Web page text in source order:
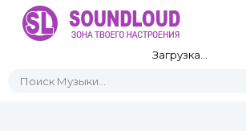
Загрузка...